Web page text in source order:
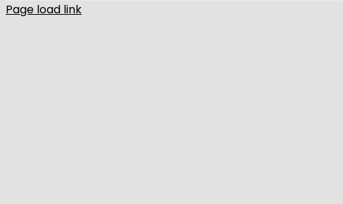
Page load link